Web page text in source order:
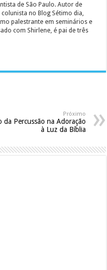
de São Paulo. Autor de
no Blog Sétimo dia,
palestrante em seminários e
com Shirlene, é pai de três
Próximo
da Percussão na Adoração
à Luz da Bíblia